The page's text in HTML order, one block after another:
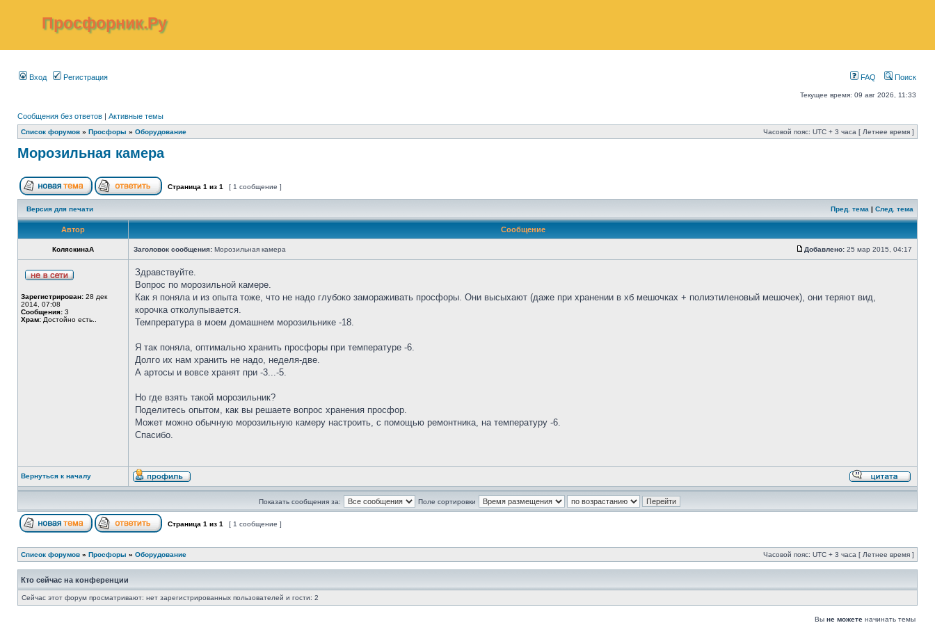
Просфорник.Ру
Вход Регистрация FAQ Поиск
Текущее время: 09 авг 2026, 11:33
Сообщения без ответов | Активные темы
Список форумов » Просфоры » Оборудование Часовой пояс: UTC + 3 часа [ Летнее время ]
Морозильная камера
Страница 1 из 1 [ 1 сообщение ]
Версия для печати Пред. тема | След. тема
Автор Сообщение
КоляскинаА Заголовок сообщения: Морозильная камера Добавлено: 25 мар 2015, 04:17
Зарегистрирован: 28 дек
2014, 07:08
Сообщения: 3
Храм: Достойно есть..
Здравствуйте.
Вопрос по морозильной камере.
Как я поняла и из опыта тоже, что не надо глубоко замораживать просфоры. Они высыхают (даже при хранении в хб мешочках + полиэтиленовый мешочек), они теряют вид,
корочка отколупывается.
Темпрература в моем домашнем морозильнике -18.
Я так поняла, оптимально хранить просфоры при температуре -6.
Долго их нам хранить не надо, неделя-две.
А артосы и вовсе хранят при -3...-5.
Но где взять такой морозильник?
Поделитесь опытом, как вы решаете вопрос хранения просфор.
Может можно обычную морозильную камеру настроить, с помощью ремонтника, на температуру -6.
Спасибо.
Вернуться к началу
Показать сообщения за: Поле сортировки
Страница 1 из 1 [ 1 сообщение ]
Список форумов » Просфоры » Оборудование Часовой пояс: UTC + 3 часа [ Летнее время ]
Кто сейчас на конференции
Сейчас этот форум просматривают: нет зарегистрированных пользователей и гости: 2
Вы не можете начинать темы